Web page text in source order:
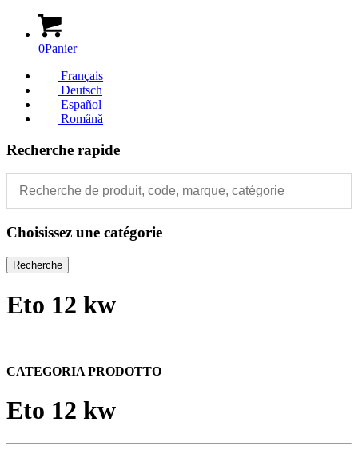
0Panier
Français
Deutsch
Español
Română
Recherche rapide
Choisissez une catégorie
Recherche
Eto 12 kw
CATEGORIA PRODOTTO
Eto 12 kw